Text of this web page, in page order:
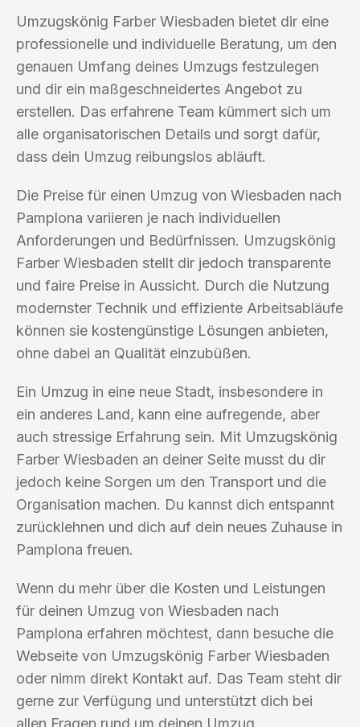
Umzugskönig Farber Wiesbaden bietet dir eine
professionelle und individuelle Beratung, um den
genauen Umfang deines Umzugs festzulegen
und dir ein maßgeschneidertes Angebot zu
erstellen. Das erfahrene Team kümmert sich um
alle organisatorischen Details und sorgt dafür,
dass dein Umzug reibungslos abläuft.
Die Preise für einen Umzug von Wiesbaden nach
Pamplona variieren je nach individuellen
Anforderungen und Bedürfnissen. Umzugskönig
Farber Wiesbaden stellt dir jedoch transparente
und faire Preise in Aussicht. Durch die Nutzung
modernster Technik und effiziente Arbeitsabläufe
können sie kostengünstige Lösungen anbieten,
ohne dabei an Qualität einzubüßen.
Ein Umzug in eine neue Stadt, insbesondere in
ein anderes Land, kann eine aufregende, aber
auch stressige Erfahrung sein. Mit Umzugskönig
Farber Wiesbaden an deiner Seite musst du dir
jedoch keine Sorgen um den Transport und die
Organisation machen. Du kannst dich entspannt
zurücklehnen und dich auf dein neues Zuhause in
Pamplona freuen.
Wenn du mehr über die Kosten und Leistungen
für deinen Umzug von Wiesbaden nach
Pamplona erfahren möchtest, dann besuche die
Webseite von Umzugskönig Farber Wiesbaden
oder nimm direkt Kontakt auf. Das Team steht dir
gerne zur Verfügung und unterstützt dich bei
allen Fragen rund um deinen Umzug.